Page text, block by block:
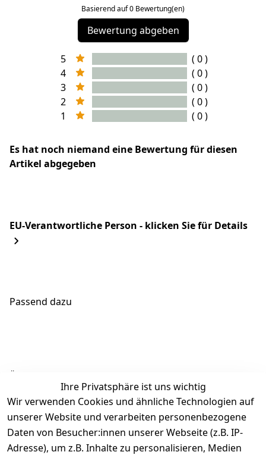
Basierend auf 0 Bewertung(en)
Bewertung abgeben
5
( 0 )
4
( 0 )
3
( 0 )
2
( 0 )
1
( 0 )
Es hat noch niemand eine Bewertung für diesen
Artikel abgegeben
EU-Verantwortliche Person - klicken Sie für Details
Passend dazu
Ähnliche Produkte
Ihre Privatsphäre ist uns wichtig
Wir verwenden Cookies und ähnliche Technologien auf
unserer Website und verarbeiten personenbezogene
Daten von Besucher:innen unserer Webseite (z.B. IP-
Adresse), um z.B. Inhalte zu personalisieren, Medien